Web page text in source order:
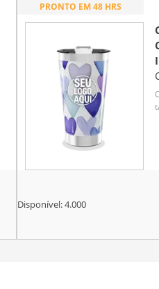
PRONTO EM 48 HRS
Disponível:4.000